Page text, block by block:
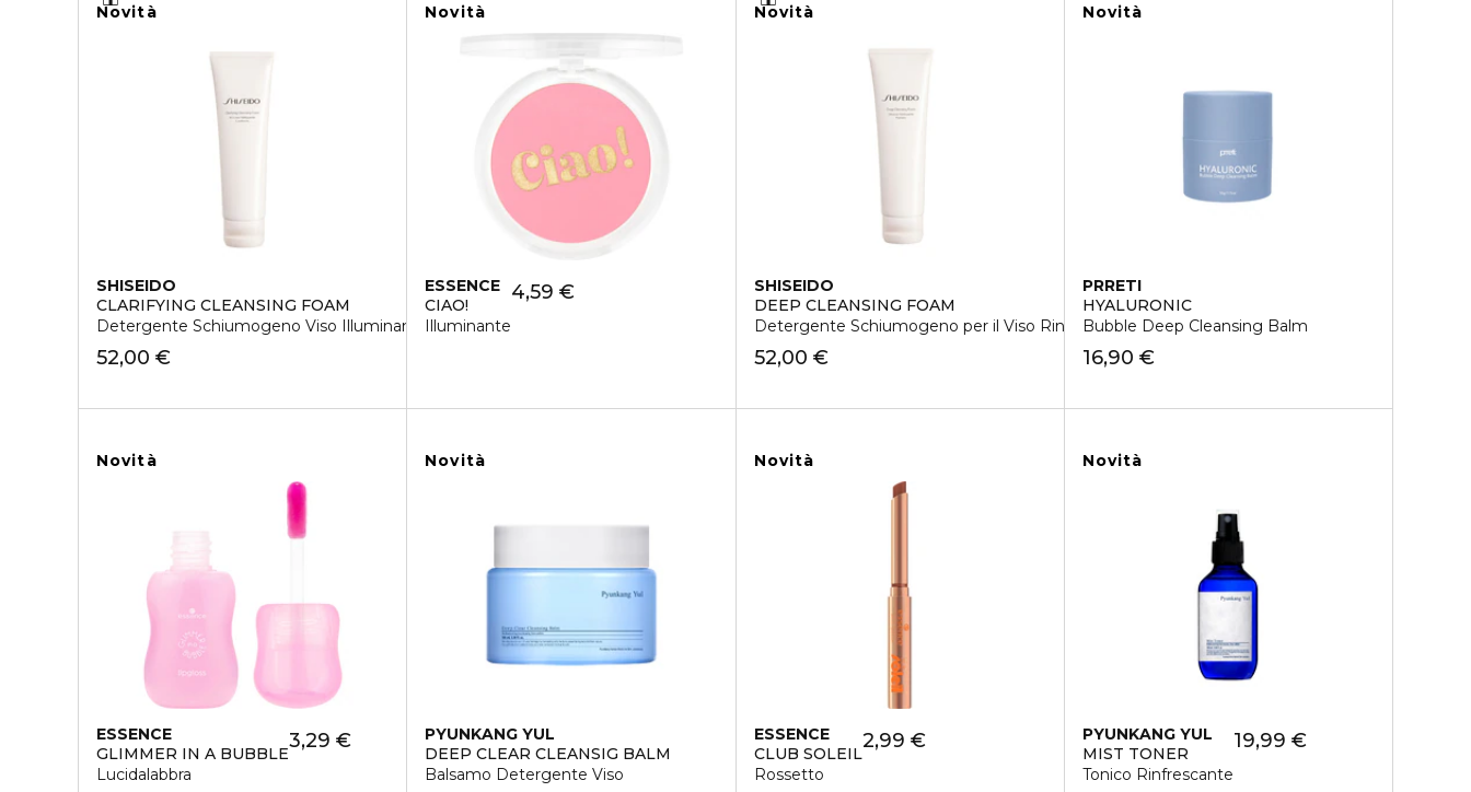
Novità
SHISEIDO
CLARIFYING CLEANSING FOAM
Detergente Schiumogeno Viso Illuminante
52,00 €
Novità
ESSENCE
CIAO!
Illuminante
4,59 €
Novità
SHISEIDO
DEEP CLEANSING FOAM
Detergente Schiumogeno per il Viso Rinfrescante
52,00 €
Novità
PRRETI
HYALURONIC
Bubble Deep Cleansing Balm
16,90 €
Novità
ESSENCE
GLIMMER IN A BUBBLE
Lucidalabbra
3,29 €
Novità
PYUNKANG YUL
DEEP CLEAR CLEANSIG BALM
Balsamo Detergente Viso
Novità
ESSENCE
CLUB SOLEIL
Rossetto
2,99 €
Novità
PYUNKANG YUL
MIST TONER
Tonico Rinfrescante
19,99 €